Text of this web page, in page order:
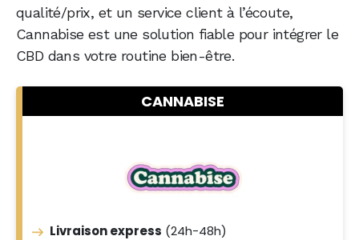
qualité/prix, et un service client à l’écoute,
Cannabise est une solution fiable pour intégrer le
CBD dans votre routine bien-être.
CANNABISE
Livraison express (24h-48h)